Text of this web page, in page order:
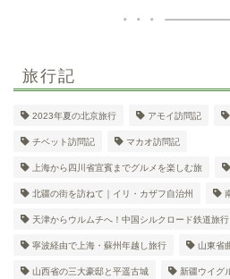
旅行記
2023年夏の北京旅行 アモイ訪問記
チベット訪問記 マカオ訪問記
上海から四川省宜賓までグルメを楽しむ旅
北疆の街を訪ねて｜イリ・カザフ自治州
天津からウルムチへ！中国シルクロード鉄道旅行
寧波経由で上海・蘇州年越し旅行 山東省
山西省の三大豪邸と平遥古城 新疆ウイグ